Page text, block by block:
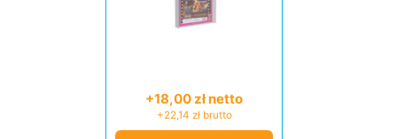
+18,00 zł netto
+22,14 zł brutto